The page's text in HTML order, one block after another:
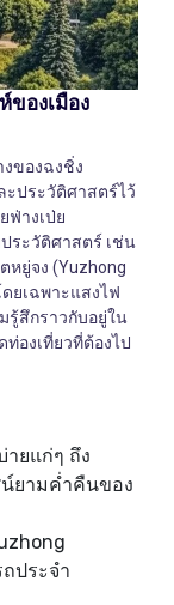
ของเมือง
งของฉงชิ่ง
ะประวัติศาสตร์ไว้
ฟ่างเป่ย
ระวัติศาสตร์ เช่น
หยู่จง (Yuzhong
ยเฉพาะแสงไฟ
รู้สึกราวกับอยู่ใน
องเที่ยวที่ต้องไป
ายแก่ๆ ถึง
ยามค่ำคืนของ
ประจำ